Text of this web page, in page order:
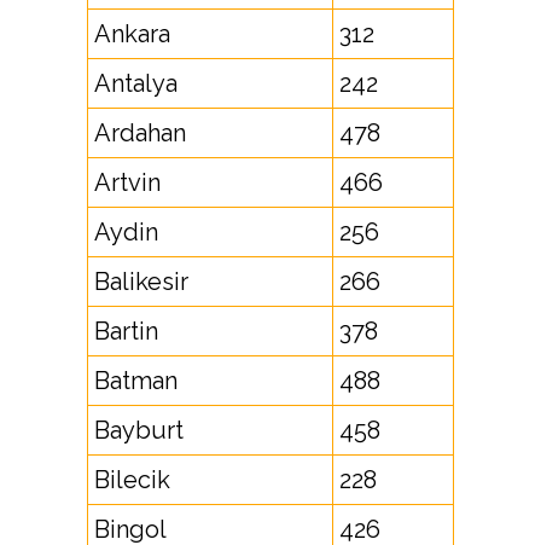
Ankara
312
Antalya
242
Ardahan
478
Artvin
466
Aydin
256
Balikesir
266
Bartin
378
Batman
488
Bayburt
458
Bilecik
228
Bingol
426